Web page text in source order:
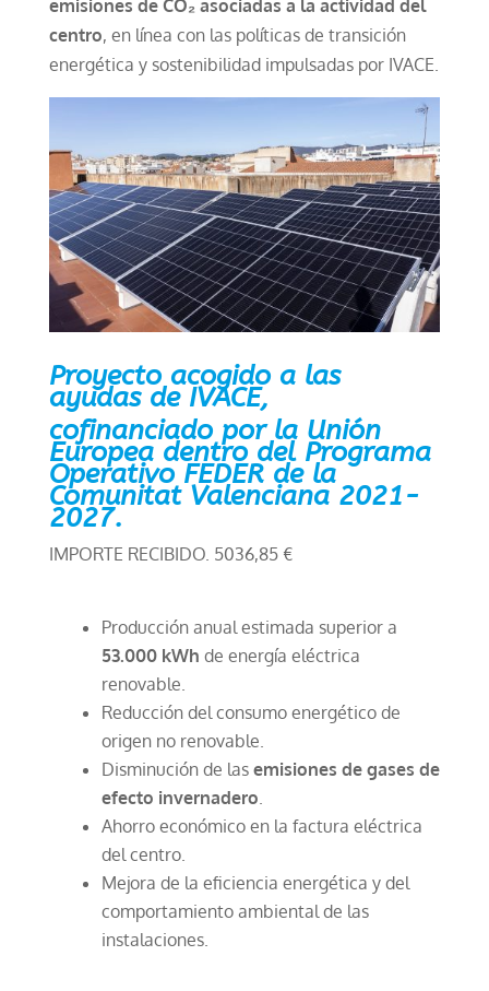
emisiones de CO₂ asociadas a la actividad del
centro, en línea con las políticas de transición
energética y sostenibilidad impulsadas por IVACE.
Proyecto acogido a las
ayudas de IVACE,
cofinanciado por la Unión
Europea dentro del Programa
Operativo FEDER de la
Comunitat Valenciana 2021-
2027.
IMPORTE RECIBIDO. 5036,85 €
Producción anual estimada superior a
53.000 kWh de energía eléctrica
renovable.
Reducción del consumo energético de
origen no renovable.
Disminución de las emisiones de gases de
efecto invernadero
Ahorro económico en la factura eléctrica
del centro.
Mejora de la eficiencia energética y del
comportamiento ambiental de las
instalaciones.